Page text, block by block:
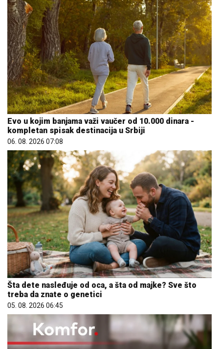
Evo u kojim banjama važi vaučer od 10.000 dinara -
kompletan spisak destinacija u Srbiji
06. 08. 2026 07:08
Šta dete nasleđuje od oca, a šta od majke? Sve što
treba da znate o genetici
05. 08. 2026 06:45